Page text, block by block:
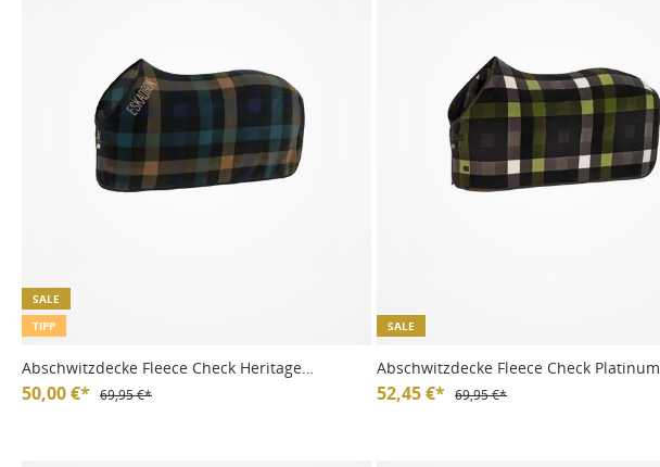
SALE
TIPP
Abschwitzdecke Fleece Check Heritage
24/25
50,00 €* 69,95 €*
SALE
Abschwitzdecke Fleece Check Platinum
HW24
52,45 €* 69,95 €*